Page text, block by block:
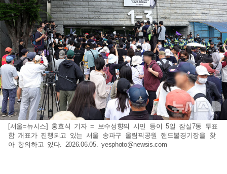
[서울=뉴시스] 홍효식 기자 = 보수성향의 시민 등이 5일 잠실7동 투표
함 개표가 진행되고 있는 서울 송파구 올림픽공원 핸드볼경기장을 찾
아 항의하고 있다. 2026.06.05.yesphoto@newsis.com